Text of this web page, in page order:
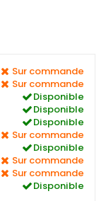
Sur commande
Sur commande
Disponible
Disponible
Disponible
Sur commande
Disponible
Sur commande
Sur commande
Disponible